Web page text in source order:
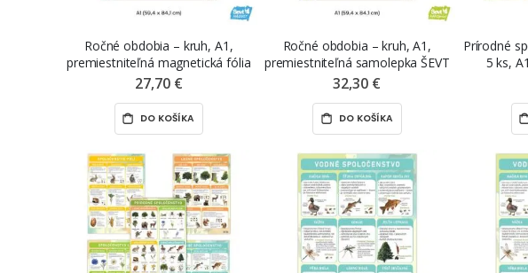
Ročné obdobia – kruh, A1,
premiestniteľná magnetická fólia
ŠEVT MAGNET
27,70 €
DO KOŠÍKA
Ročné obdobia – kruh, A1,
premiestniteľná samolepka ŠEVT
NANO print
32,30 €
DO KOŠÍKA
Prírodné
5 ks,